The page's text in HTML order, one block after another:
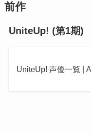
前作
UniteUp! (第1期)
UniteUp! 声優一覧 |